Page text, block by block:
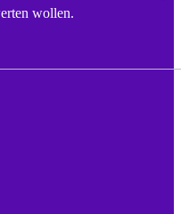
wollen.